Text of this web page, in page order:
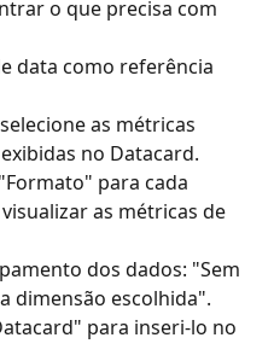
o que precisa com
data como referência
as métricas
no Datacard.
para cada
as métricas de
dos dados: "Sem
dimensão escolhida".
para inseri-lo no